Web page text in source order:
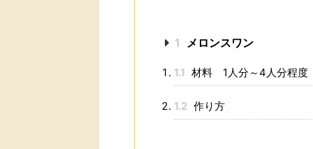
1 メロンスワン
1.1 材料 1人分～4人分程度
1.2 作り方